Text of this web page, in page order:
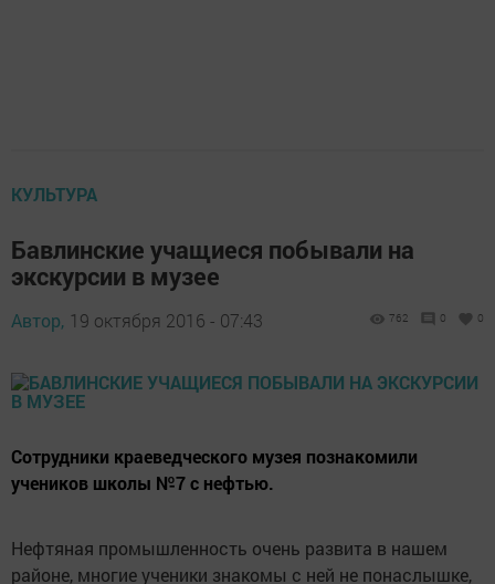
КУЛЬТУРА
Бавлинские учащиеся побывали на
экскурсии в музее
Автор, 19 октября 2016 - 07:43 762 0 0
Сотрудники краеведческого музея познакомили
учеников школы №7 с нефтью.
Нефтяная промышленность очень развита в нашем
районе, многие ученики знакомы с ней не понаслышке,